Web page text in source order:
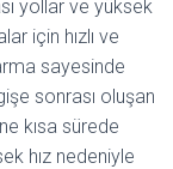
yollar ve yüksek
için hızlı ve
sayesinde
sonrası oluşan
kısa sürede
hız nedeniyle